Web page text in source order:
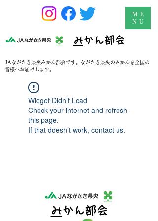
​みかん部会
ME
NU
JAながさき県央みかん部会です。ながさき県央のみかんを全国の
皆様へお届けします。
Widget Didn’t Load
Check your internet and refresh
this page.
If that doesn’t work, contact us.
​みかん部会